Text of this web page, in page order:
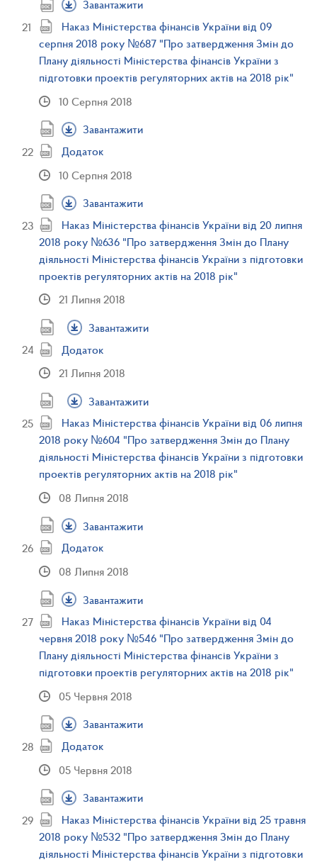
Завантажити
Наказ Міністерства фінансів України від 09
серпня 2018 року №687 "Про затвердження Змін до
Плану діяльності Міністерства фінансів України з
підготовки проектів регуляторних актів на 2018 рік"
10 Серпня 2018
Завантажити
Додаток
10 Серпня 2018
Завантажити
Наказ Міністерства фінансів України від 20 липня
2018 року №636 "Про затвердження Змін до Плану
діяльності Міністерства фінансів України з підготовки
проектів регуляторних актів на 2018 рік"
21 Липня 2018
Завантажити
Додаток
21 Липня 2018
Завантажити
Наказ Міністерства фінансів України від 06 липня
2018 року №604 "Про затвердження Змін до Плану
діяльності Міністерства фінансів України з підготовки
проектів регуляторних актів на 2018 рік"
08 Липня 2018
Завантажити
Додаток
08 Липня 2018
Завантажити
Наказ Міністерства фінансів України від 04
червня 2018 року №546 "Про затвердження Змін до
Плану діяльності Міністерства фінансів України з
підготовки проектів регуляторних актів на 2018 рік"
05 Червня 2018
Завантажити
Додаток
05 Червня 2018
Завантажити
Наказ Міністерства фінансів України від 25 травня
2018 року №532 "Про затвердження Змін до Плану
діяльності Міністерства фінансів України з підготовки